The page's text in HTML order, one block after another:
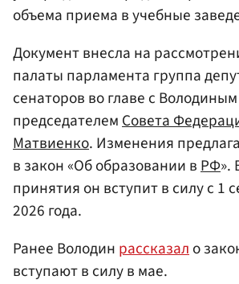
объема приема в учебные
Документ внесла на
палаты парламента группа
сенаторов во главе с
председателемСовета
Матвиенко. Изменения
в закон «Об образовании вРФ».
принятия он вступит в силу с 1
2026 года.
Ранее Володин рассказало
вступают в силу в мае.